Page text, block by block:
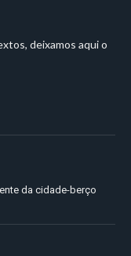
deixamos aqui o
da cidade-berço